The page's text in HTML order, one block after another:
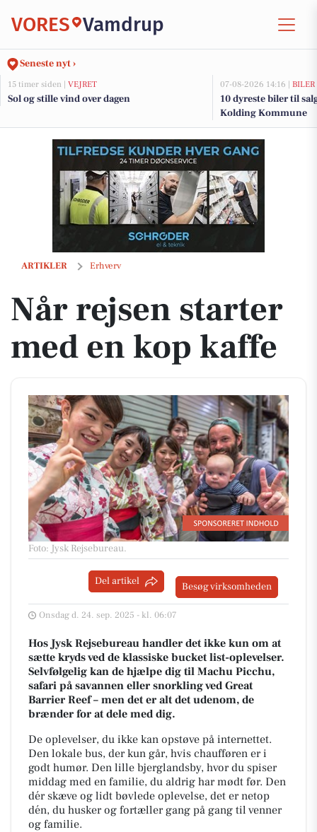
VORES Vamdrup
Seneste nyt ›
15 timer siden | VEJRET
Sol og stille vind over dagen
07-08-2026 14:16 | BILER
10 dyreste biler til
Kolding Kommune
ARTIKLER Erhverv
Når rejsen starter med en kop kaffe
Når rejsen starter
med en kop kaffe
Foto: Jysk Rejsebureau.
Del artikel Besøg virksomheden
Onsdag d. 24. sep. 2025 - kl. 06:07
Hos Jysk Rejsebureau handler det ikke kun om at
sætte kryds ved de klassiske bucket list-oplevelser.
Selvfølgelig kan de hjælpe dig til Machu Picchu,
safari på savannen eller snorkling ved Great
Barrier Reef – men det er alt det udenom, de
brænder for at dele med dig.
De oplevelser, du ikke kan opstøve på internettet.
Den lokale bus, der kun går, hvis chaufføren er i
godt humør. Den lille bjerglandsby, hvor du spiser
middag med en familie, du aldrig har mødt før. Den
dér skæve og lidt bøvlede oplevelse, det er netop
dén, du husker og fortæller gang på gang til venner
og familie.